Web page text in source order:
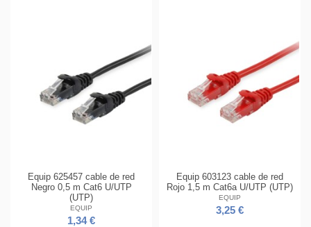
Equip 625457 cable de red
Negro 0,5 m Cat6 U/UTP
(UTP)
EQUIP
1,34 €
Equip 603123 cable de red
Rojo 1,5 m Cat6a U/UTP (UTP)
EQUIP
3,25 €